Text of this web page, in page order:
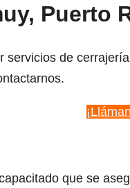
Puerto
de
que se